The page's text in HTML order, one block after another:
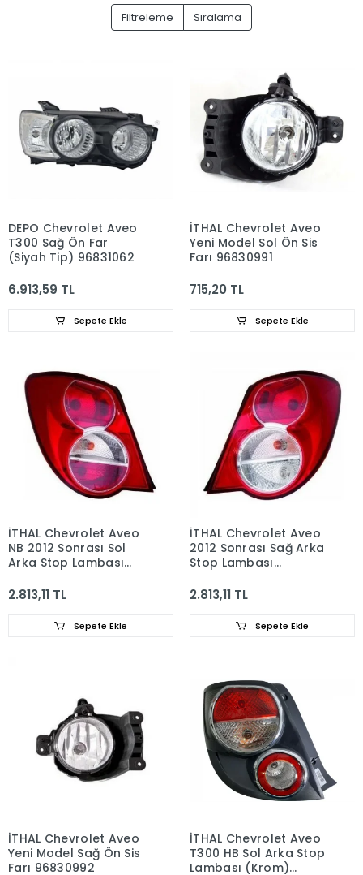
Filtreleme Sıralama
DEPO Chevrolet Aveo
T300 Sağ Ön Far
(Siyah Tip) 96831062
6.913,59 TL
Sepete Ekle
İTHAL Chevrolet Aveo
Yeni Model Sol Ön Sis
Farı 96830991
715,20 TL
Sepete Ekle
İTHAL Chevrolet Aveo
NB 2012 Sonrası Sol
Arka Stop Lambası
2.813,11 TL
Sepete Ekle
İTHAL Chevrolet Aveo
2012 Sonrası Sağ Arka
Stop Lambası
2.813,11 TL
Sepete Ekle
İTHAL Chevrolet Aveo
Yeni Model Sağ Ön Sis
Farı 96830992
İTHAL Chevrolet Aveo
T300 HB Sol Arka Stop
Lambası (Krom)